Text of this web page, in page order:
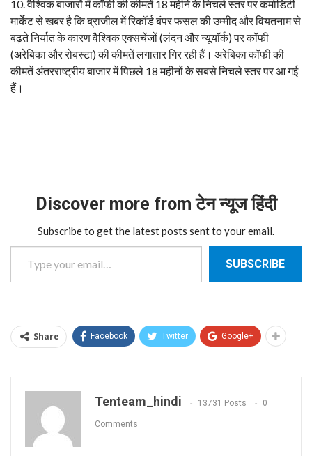
​10. वैश्विक बाजारों में कॉफी की कीमतें 18 महीने के निचले स्तर पर कमोडिटी
मार्केट से खबर है कि ब्राजील में रिकॉर्ड बंपर फसल की उम्मीद और वियतनाम से
बढ़ते निर्यात के कारण वैश्विक एक्सचेंजों (लंदन और न्यूयॉर्क) पर कॉफी
(अरेबिका और रोबस्टा) की कीमतें लगातार गिर रही हैं। अरेबिका कॉफी की
कीमतें अंतरराष्ट्रीय बाजार में पिछले 18 महीनों के सबसे निचले स्तर पर आ गई
हैं।
Discover more from टेन न्यूज हिंदी
Subscribe to get the latest posts sent to your email.
Type your email…
SUBSCRIBE
Share Facebook Twitter Google+
Tenteam_hindi 13731 Posts 0
Comments